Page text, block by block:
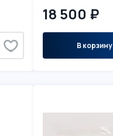
18 500 ₽
В корзину